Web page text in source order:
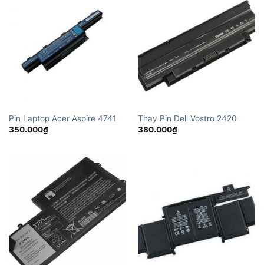
Pin Laptop Acer Aspire 4741
350.000₫
Thay Pin Dell Vostro 2420
380.000₫